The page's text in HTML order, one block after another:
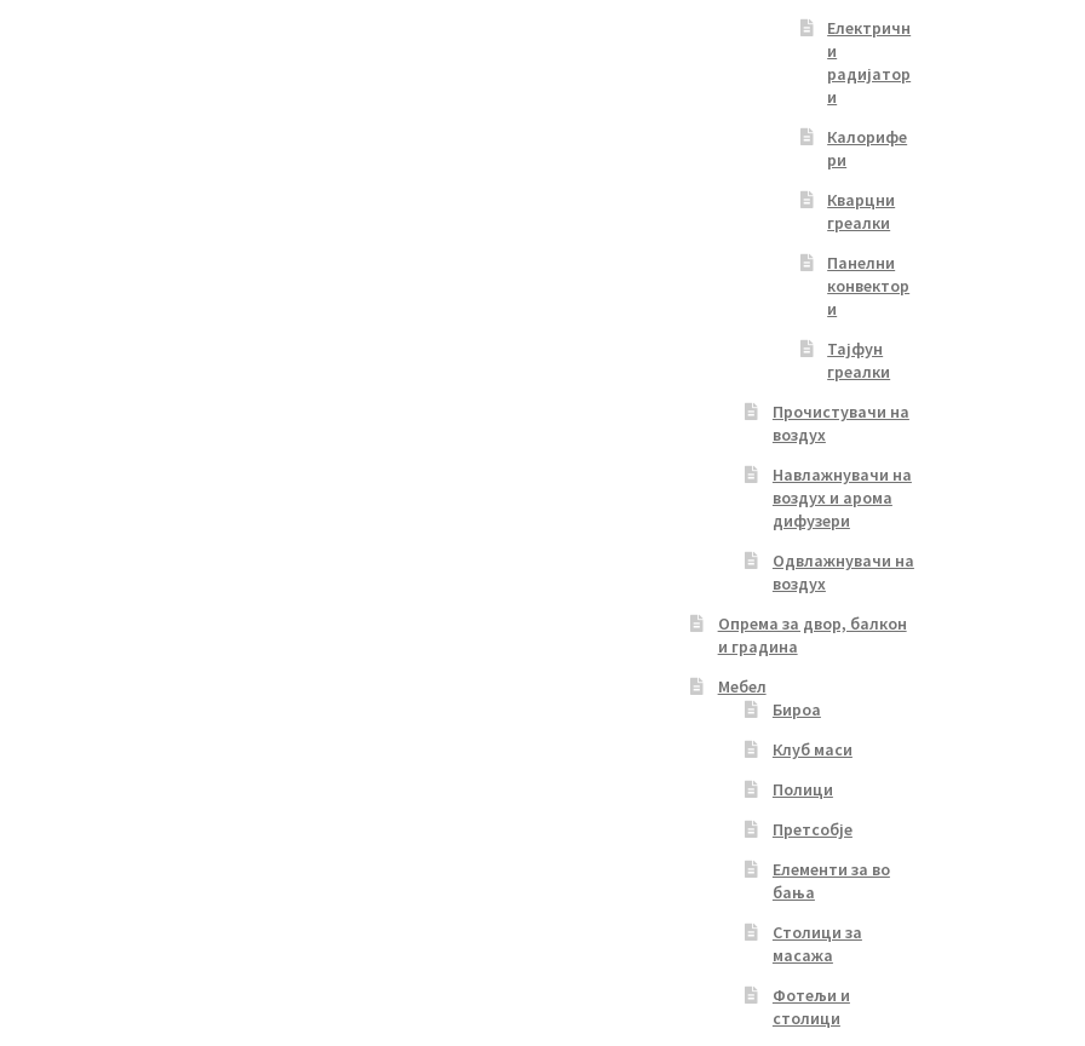
Електричн
и
радијатор
и
Калорифе
ри
Кварцни
греалки
Панелни
конвектор
и
Тајфун
греалки
Прочистувачи на
воздух
Навлажнувачи на
воздух и арома
дифузери
Одвлажнувачи на
воздух
Опрема за двор, балкон
и градина
Мебел
Бироа
Клуб маси
Полици
Претсобје
Елементи за во
бања
Столици за
масажа
Фотељи и
столици